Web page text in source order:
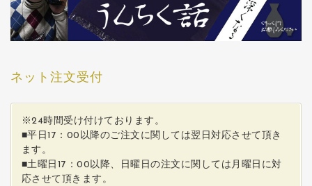
ネット注文受付
※24時間受け付けております。
■平日17：00以降のご注文に関しては翌日対応させて頂き
ます。
■土曜日17：00以降、日曜日の注文に関しては月曜日に対
応させて頂きます。